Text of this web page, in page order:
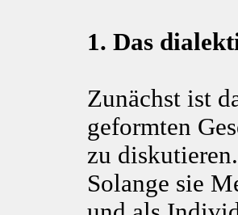
1. Das
Zunächst ist
geformten
zu
Solange sie